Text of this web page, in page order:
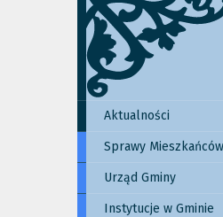
Aktualności
Sprawy
Urząd Gminy
Instytucje w Gminie